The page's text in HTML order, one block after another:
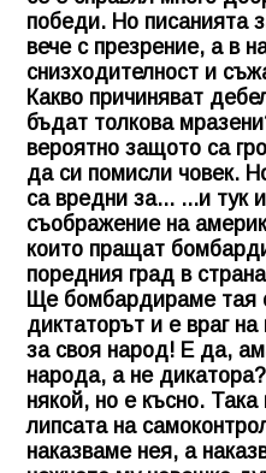
победи. Но писанията
вече с презрение, а в
снизходителност и
Какво причиняват
бъдат толкова
вероятно защото са
да си помисли човек.
са вредни за... ...и тук
съображение на
които пращат
поредния град в
Ще бомбардираме тая
диктаторът и е враг
за своя народ! Е да,
народа, а не
някой, но е късно.
липсата на
наказваме нея, а